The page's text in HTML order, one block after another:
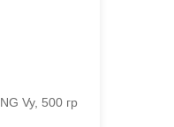
Vy, 500 гр